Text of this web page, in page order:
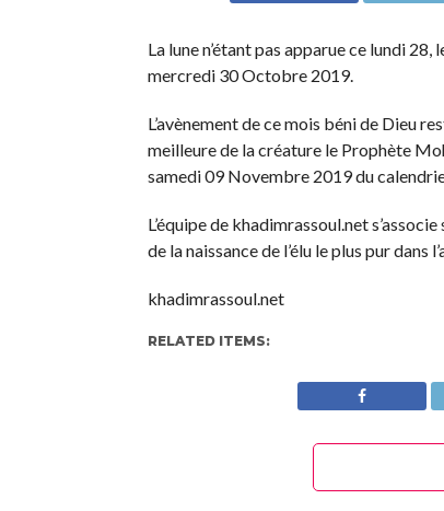
La lune n’étant pas apparue ce lundi
mercredi 30 Octobre 2019.
L’avènement de ce mois béni de Dieu
meilleure de la créature le Prophète
samedi 09 Novembre 2019 du
L’équipe de khadimrassoul.net
de la naissance de l’élu le plus pur dans
khadimrassoul.net
RELATED ITEMS: